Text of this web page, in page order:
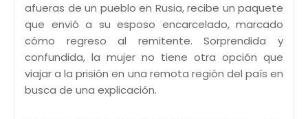
afueras de un pueblo en Rusia, recibe un paquete
que envió a su esposo encarcelado, marcado
cómo regreso al remitente. Sorprendida y
confundida, la mujer no tiene otra opción que
viajar a la prisión en una remota región del país en
busca de una explicación.